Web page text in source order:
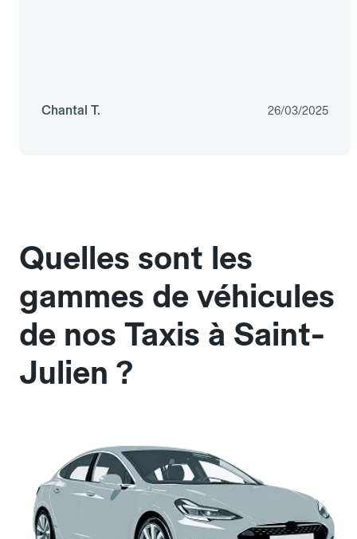
Chantal T. 26/03/2025
Quelles sont les
gammes de véhicules
de nos Taxis à Saint-
Julien ?